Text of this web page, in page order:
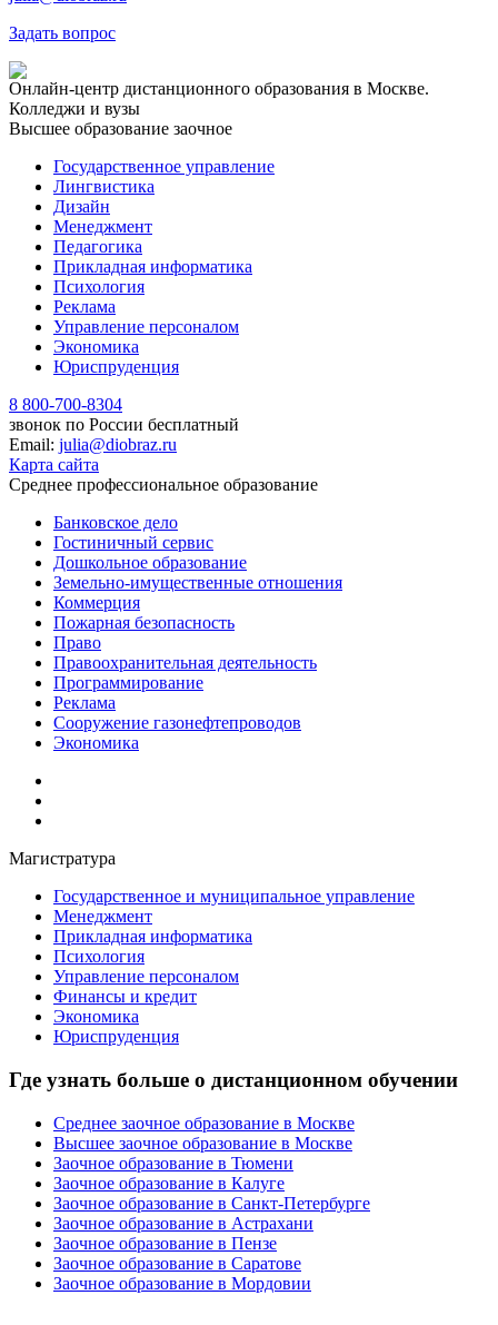
Задать вопрос
Онлайн-центр дистанционного образования в Москве.
Колледжи и вузы
Высшее образование заочное
Государственное управление
Лингвистика
Дизайн
Менеджмент
Педагогика
Прикладная информатика
Психология
Реклама
Управление персоналом
Экономика
Юриспруденция
8 800-700-8304
звонок по России бесплатный
Email: julia@diobraz.ru
Карта сайта
Среднее профессиональное образование
Банковское дело
Гостиничный сервис
Дошкольное образование
Земельно-имущественные отношения
Коммерция
Пожарная безопасность
Право
Правоохранительная деятельность
Программирование
Реклама
Сооружение газонефтепроводов
Экономика
Магистратура
Государственное и муниципальное управление
Менеджмент
Прикладная информатика
Психология
Управление персоналом
Финансы и кредит
Экономика
Юриспруденция
Где узнать больше о дистанционном обучении
Среднее заочное образование в Москве
Высшее заочное образование в Москве
Заочное образование в Тюмени
Заочное образование в Калуге
Заочное образование в Санкт-Петербурге
Заочное образование в Астрахани
Заочное образование в Пензе
Заочное образование в Саратове
Заочное образование в Мордовии